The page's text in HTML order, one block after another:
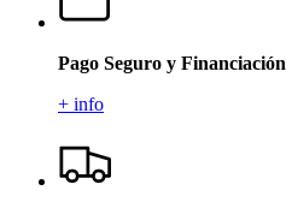
Pago Seguro y Financiación
+ info